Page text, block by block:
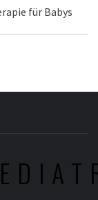
für Babys